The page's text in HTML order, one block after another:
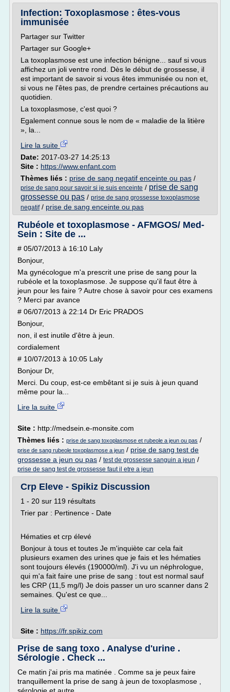
Infection: Toxoplasmose : êtes-vous
immunisée
Partager sur Twitter
Partager sur Google+
La toxoplasmose est une infection bénigne... sauf si vous
affichez un joli ventre rond. Dès le début de grossesse, il
est important de savoir si vous êtes immunisée ou non et,
si vous ne l'êtes pas, de prendre certaines précautions au
quotidien.
La toxoplasmose, c'est quoi ?
Egalement connue sous le nom de « maladie de la litière
», la...
Lire la suite
Date: 2017-03-27 14:25:13
Site : https://www.enfant.com
Thèmes liés : prise de sang negatif enceinte ou pas /
prise de sang pour savoir si je suis enceinte / prise de sang
grossesse ou pas / prise de sang grossesse toxoplasmose
negatif/ prise de sang enceinte ou pas
Rubéole et toxoplasmose - AFMGOS/ Med-
Sein : Site de ...
# 05/07/2013 à 16:10 Laly
Bonjour,
Ma gynécologue m'a prescrit une prise de sang pour la
rubéole et la toxoplasmose. Je suppose qu'il faut être à
jeun pour les faire ? Autre chose à savoir pour ces examens
? Merci par avance
# 06/07/2013 à 22:14 Dr Eric PRADOS
Bonjour,
non, il est inutile d'être à jeun.
cordialement
# 10/07/2013 à 10:05 Laly
Bonjour Dr,
Merci. Du coup, est-ce embêtant si je suis à jeun quand
même pour la...
Lire la suite
Site : http://medsein.e-monsite.com
Thèmes liés : prise de sang toxoplasmose et rubeole a jeun ou pas /
prise de sang rubeole toxoplasmose a jeun / prise de sang test de
grossesse a jeun ou pas / test de grossesse sanguin a jeun /
prise de sang test de grossesse faut il etre a jeun
Crp Eleve - Spikiz Discussion
1 - 20 sur 119 résultats
Trier par : Pertinence - Date
Hématies et crp élevé
Bonjour à tous et toutes Je m'inquiète car cela fait
plusieurs examen des urines que je fais et les hématies
sont toujours élevés (190000/ml). J'i vu un néphrologue,
qui m'a fait faire une prise de sang : tout est normal sauf
les CRP (11,5 mg/l) Je dois passer un uro scanner dans 2
semaines. Qu'est ce que...
Lire la suite
Site : https://fr.spikiz.com
Prise de sang toxo . Analyse d'urine .
Sérologie . Check ...
Ce matin j'ai pris ma matinée . Comme sa je peux faire
tranquillement la prise de sang à jeun de toxoplasmose ,